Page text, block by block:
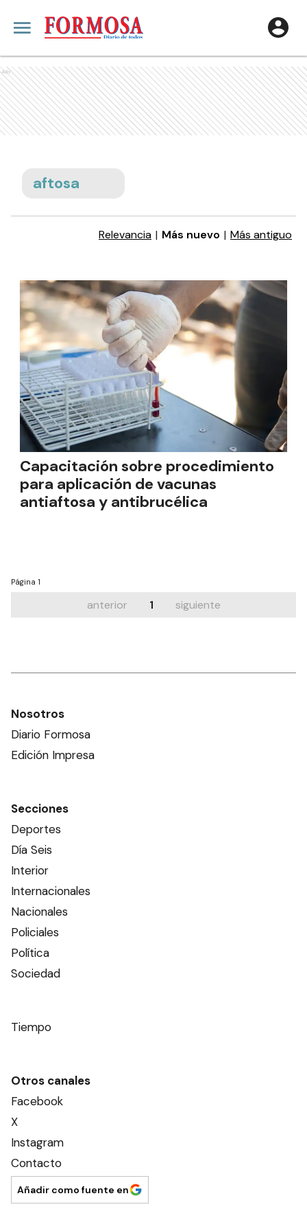
Ads
aftosa
Relevancia | Más nuevo | Más antiguo
Capacitación sobre procedimiento
para aplicación de vacunas
antiaftosa y antibrucélica
Página 1
anterior 1 siguiente
Nosotros
Diario Formosa
Edición Impresa
Secciones
Deportes
Día Seis
Interior
Internacionales
Nacionales
Policiales
Política
Sociedad
Tiempo
Otros canales
Facebook
X
Instagram
Contacto
Añadir como fuente en